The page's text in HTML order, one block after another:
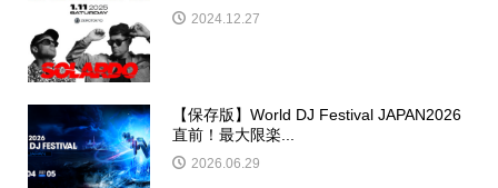
2024.12.27
【保存版】World DJ Festival JAPAN2026
直前！最大限楽...
2026.06.29